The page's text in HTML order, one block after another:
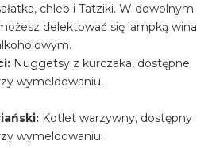
chleb i Tatziki. W dowolnym
delektować się lampką wina
Nuggetsy z kurczaka, dostępne
wymeldowaniu.
Kotlet warzywny, dostępny
wymeldowaniu.